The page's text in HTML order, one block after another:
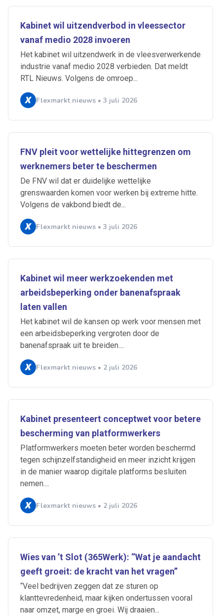
Kabinet wil uitzendverbod in vleessector
vanaf medio 2028 invoeren
Het kabinet wil uitzendwerk in de vleesverwerkende
industrie vanaf medio 2028 verbieden. Dat meldt
RTL Nieuws. Volgens de omroep...
Flexmarkt nieuws • 3 juli 2026
FNV pleit voor wettelijke hittegrenzen om
werknemers beter te beschermen
De FNV wil dat er duidelijke wettelijke
grenswaarden komen voor werken bij extreme hitte.
Volgens de vakbond biedt de...
Flexmarkt nieuws • 3 juli 2026
Kabinet wil meer werkzoekenden met
arbeidsbeperking onder banenafspraak
laten vallen
Het kabinet wil de kansen op werk voor mensen met
een arbeidsbeperking vergroten door de
banenafspraak uit te breiden....
Flexmarkt nieuws • 2 juli 2026
Kabinet presenteert conceptwet voor betere
bescherming van platformwerkers
Platformwerkers moeten beter worden beschermd
tegen schijnzelfstandigheid en meer inzicht krijgen
in de manier waarop digitale platforms besluiten
nemen....
Flexmarkt nieuws • 2 juli 2026
Wies van ’t Slot (365Werk): ‘’Wat je aandacht
geeft groeit: de kracht van het vragen’’
“Veel bedrijven zeggen dat ze sturen op
klanttevredenheid, maar kijken ondertussen vooral
naar omzet, marge en groei. Wij draaien...